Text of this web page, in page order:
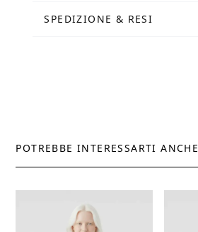
SPEDIZIONE & RESI
POTREBBE INTERESSARTI ANCHE